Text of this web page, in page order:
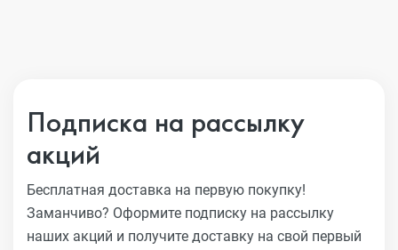
Подписка на рассылку
акций
Бесплатная доставка на первую покупку!
Заманчиво? Оформите подписку на рассылку
наших акций и получите доставку на свой первый